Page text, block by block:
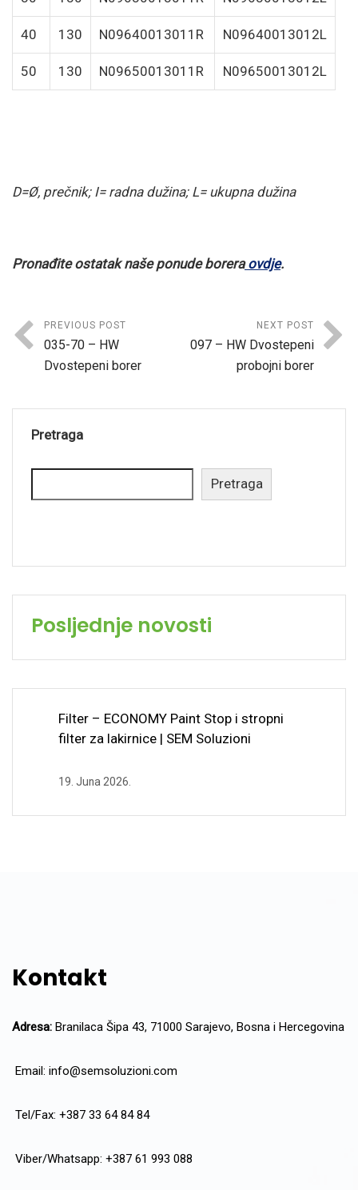
40 130 N09640013011R N09640013012L
50 130 N09650013011R N09650013012L
D=Ø, prečnik; I= radna dužina; L= ukupna dužina
Pronađite ostatak naše ponude boreraovdje.
PREVIOUS POST
035-70 – HW
Dvostepeni borer
NEXT POST
097 – HW Dvostepeni
probojni borer
Pretraga
Pretraga
Posljednje novosti
Filter – ECONOMY Paint Stop i stropni
filter za lakirnice | SEM Soluzioni
19. Juna 2026.
Kontakt
Adresa: Branilaca Šipa 43, 71000 Sarajevo, Bosna i Hercegovina
Email: info@semsoluzioni.com
Tel/Fax: +387 33 64 84 84
Viber/Whatsapp: +387 61 993 088